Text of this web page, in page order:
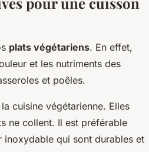
plats végétariens. En effet,
et les nutriments des
et poêles.
cuisine végétarienne. Elles
ne collent. Il est préférable
inoxydable qui sont durables et